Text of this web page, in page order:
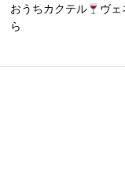
おうちカクテル
ヴ
ら